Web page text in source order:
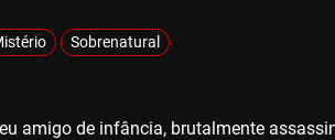
Sobrenatural
amigo de infância, brutalmente